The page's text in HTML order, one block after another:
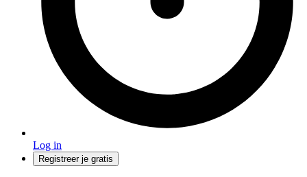
Log in
Registreer je gratis